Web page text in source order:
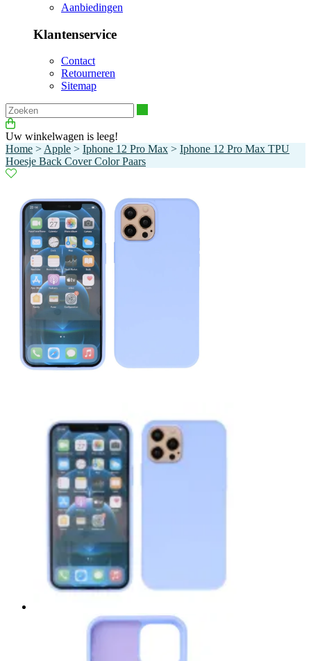
Aanbiedingen
Klantenservice
Contact
Retourneren
Sitemap
Uw winkelwagen is leeg!
Home > Apple > Iphone 12 Pro Max > Iphone 12 Pro Max TPU
Hoesje Back Cover Color Paars